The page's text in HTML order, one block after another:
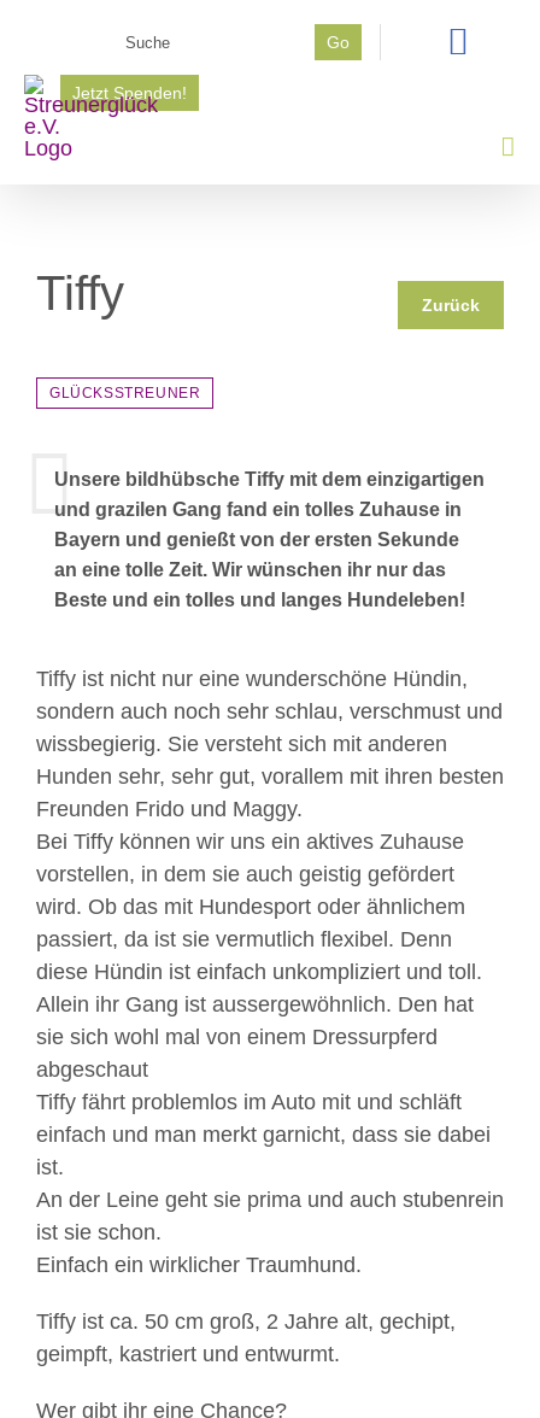
springen
Go
Jetzt Spenden!
Tiffy Zurück
GLÜCKSSTREUNER
Unsere bildhübsche Tiffy mit dem einzigartigen
und grazilen Gang fand ein tolles Zuhause in
Bayern und genießt von der ersten Sekunde
an eine tolle Zeit. Wir wünschen ihr nur das
Beste und ein tolles und langes Hundeleben!
Tiffy ist nicht nur eine wunderschöne Hündin,
sondern auch noch sehr schlau, verschmust und
wissbegierig. Sie versteht sich mit anderen
Hunden sehr, sehr gut, vorallem mit ihren besten
Freunden Frido und Maggy.
Bei Tiffy können wir uns ein aktives Zuhause
vorstellen, in dem sie auch geistig gefördert
wird. Ob das mit Hundesport oder ähnlichem
passiert, da ist sie vermutlich flexibel. Denn
diese Hündin ist einfach unkompliziert und toll.
Allein ihr Gang ist aussergewöhnlich. Den hat
sie sich wohl mal von einem Dressurpferd
abgeschaut
Tiffy fährt problemlos im Auto mit und schläft
einfach und man merkt garnicht, dass sie dabei
ist.
An der Leine geht sie prima und auch stubenrein
ist sie schon.
Einfach ein wirklicher Traumhund.
Tiffy ist ca. 50 cm groß, 2 Jahre alt, gechipt,
geimpft, kastriert und entwurmt.
Wer gibt ihr eine Chance?